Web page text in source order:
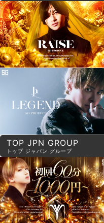
TOP JPN GROUP
トップ ジャパン グループ